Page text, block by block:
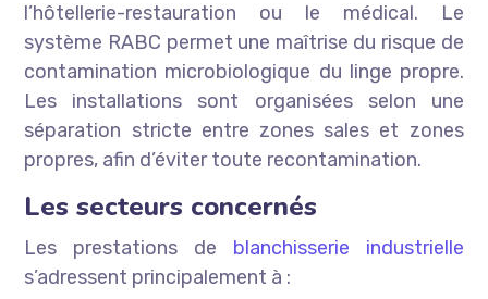
l’hôtellerie-restauration ou le médical. Le
système RABC permet une maîtrise du risque de
contamination microbiologique du linge propre.
Les installations sont organisées selon une
séparation stricte entre zones sales et zones
propres, afin d’éviter toute recontamination.
Les secteurs concernés
Les prestations de blanchisserie industrielle
s’adressent principalement à :